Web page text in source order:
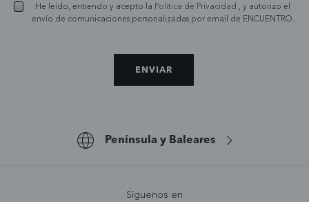
He leído, entiendo y acepto la Política de Privacidad , y autorizo el
envío de comunicaciones personalizadas por email de ENCUENTRO.
ENVIAR
Península y Baleares
Síguenos en